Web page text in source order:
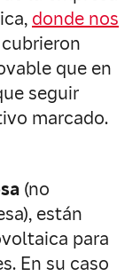
donde nos
que en
seguir
marcado.
(no
están
para
En su caso